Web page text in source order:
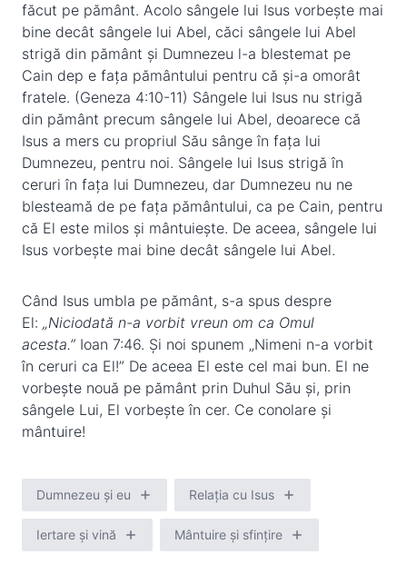
făcut pe pământ. Acolo sângele lui Isus vorbește mai
bine decât sângele lui Abel, căci sângele lui Abel
strigă din pământ și Dumnezeu l-a blestemat pe
Cain dep e fața pământului pentru că și-a omorât
fratele. (Geneza 4:10-11) Sângele lui Isus nu strigă
din pământ precum sângele lui Abel, deoarece că
Isus a mers cu propriul Său sânge în fața lui
Dumnezeu, pentru noi. Sângele lui Isus strigă în
ceruri în fața lui Dumnezeu, dar Dumnezeu nu ne
blesteamă de pe fața pământului, ca pe Cain, pentru
că El este milos și mântuiește. De aceea, sângele lui
Isus vorbește mai bine decât sângele lui Abel.
Când Isus umbla pe pământ, s-a spus despre
El: „Niciodată n-a vorbit vreun om ca Omul
acesta.” Ioan 7:46. Și noi spunem „Nimeni n-a vorbit
în ceruri ca El!” De aceea El este cel mai bun. El ne
vorbește nouă pe pământ prin Duhul Său și, prin
sângele Lui, El vorbește în cer. Ce conolare și
mântuire!
Dumnezeu și eu Relația cu Isus
Iertare și vină Mântuire și sfințire